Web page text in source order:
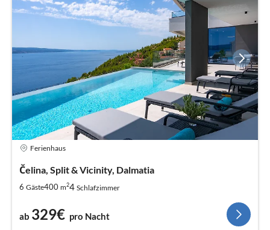
Ferienhaus
Čelina, Split & Vicinity, Dalmatia
6 Gäste400 m24 Schlafzimmer
ab 329€ pro Nacht